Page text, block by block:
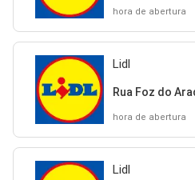
hora de abertura
Lidl
Rua Foz do
hora de abertura
Lidl